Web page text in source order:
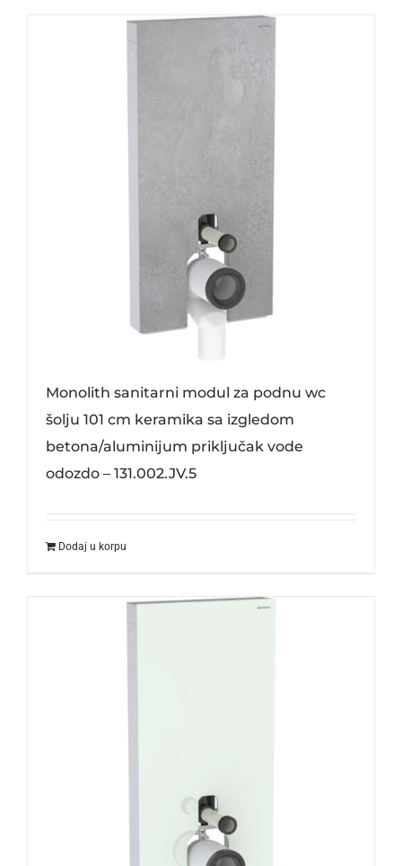
Monolith sanitarni modul za podnu wc
šolju 101 cm keramika sa izgledom
betona/aluminijum priključak vode
odozdo – 131.002.JV.5
Dodaj u korpu